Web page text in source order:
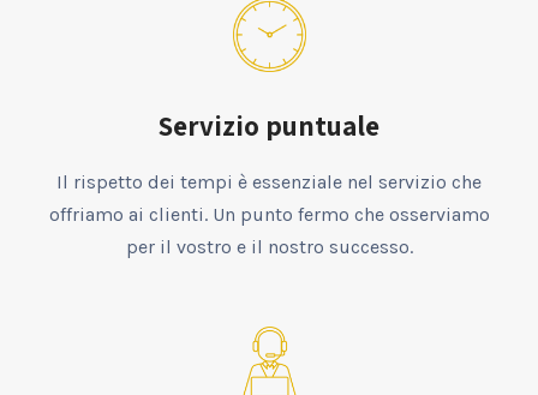
Servizio puntuale
Il rispetto dei tempi è essenziale nel servizio che
offriamo ai clienti. Un punto fermo che osserviamo
per il vostro e il nostro successo.